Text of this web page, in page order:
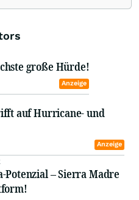
große Hürde!
Anzeige
auf Hurricane- und
Anzeige
Potenzial – Sierra Madre